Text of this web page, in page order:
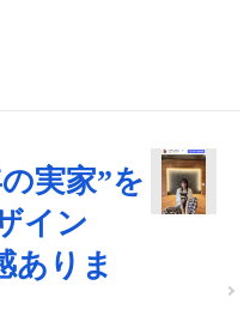
実家”を
イン
ありま